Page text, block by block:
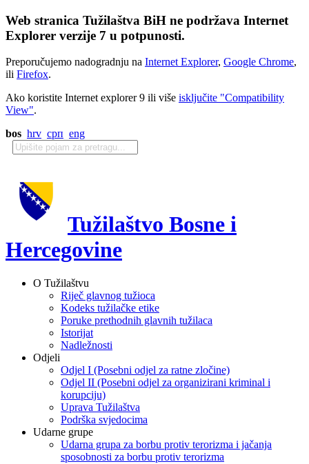
Web stranica Tužilaštva BiH ne podržava Internet
Explorer verzije 7 u potpunosti.
Preporučujemo nadogradnju na Internet Explorer, Google Chrome,
ili Firefox.
Ako koristite Internet explorer 9 ili više isključite "Compatibility
View".
bos hrv срп eng
Tužilaštvo Bosne i
Hercegovine
O Tužilaštvu
Riječ glavnog tužioca
Kodeks tužilačke etike
Poruke prethodnih glavnih tužilaca
Istorijat
Nadležnosti
Odjeli
Odjel I (Posebni odjel za ratne zločine)
Odjel II (Posebni odjel za organizirani kriminal i
korupciju)
Uprava Tužilaštva
Podrška svjedocima
Udarne grupe
Udarna grupa za borbu protiv terorizma i jačanja
sposobnosti za borbu protiv terorizma